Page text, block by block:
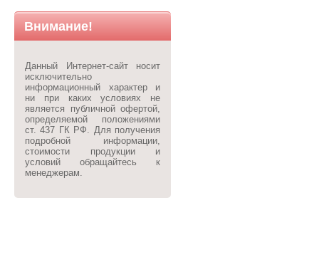
Внимание!
Данный Интернет-сайт носит
исключительно
информационный характер и
ни при каких условиях не
является публичной офертой,
определяемой положениями
ст. 437 ГК РФ. Для получения
подробной информации,
стоимости продукции и
условий обращайтесь к
менеджерам.